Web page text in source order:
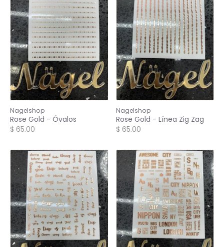
Nagelshop
Rose Gold - Óvalos
$ 65.00
Nagelshop
Rose Gold - Línea Zig Zag
$ 65.00